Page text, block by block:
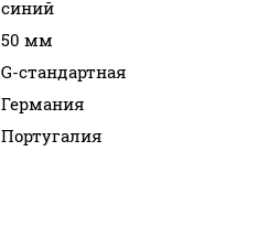
синий
50 мм
G-стандартная
Германия
Португалия